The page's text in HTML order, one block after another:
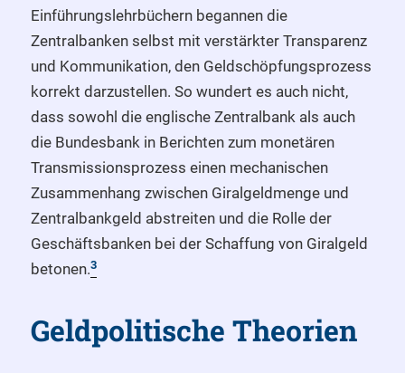
Einführungslehrbüchern begannen die
Zentralbanken selbst mit verstärkter Transparenz
und Kommunikation, den Geldschöpfungsprozess
korrekt darzustellen. So wundert es auch nicht,
dass sowohl die englische Zentralbank als auch
die Bundesbank in Berichten zum monetären
Transmissionsprozess einen mechanischen
Zusammenhang zwischen Giralgeldmenge und
Zentralbankgeld abstreiten und die Rolle der
Geschäftsbanken bei der Schaffung von Giralgeld
betonen.3
Geldpolitische Theorien